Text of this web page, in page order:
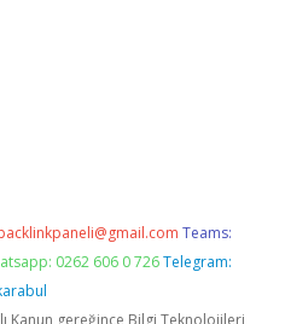
Teams:
0262 606 0 726 Telegram:
Kanun gereğince Bilgi Teknolojileri